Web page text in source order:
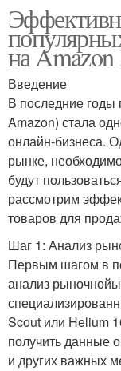
на Amazon
Введение
В последние
Amazon) стала
онлайн-бизнеса.
рынке,
будут
рассмотрим
товаров для
Шаг 1: Анализ
Первым шагом в
анализ
Scout или Helium
получить данные
и других важных